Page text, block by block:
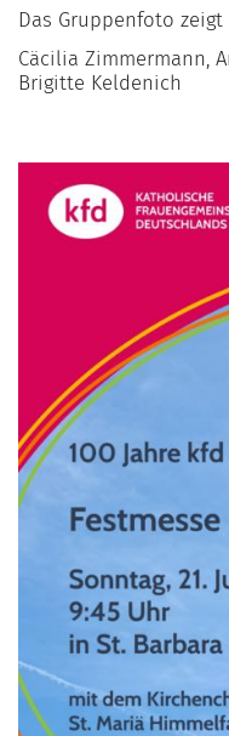
Das Gruppenfoto
Cäcilia Zimmermann,
Brigitte Keldenich